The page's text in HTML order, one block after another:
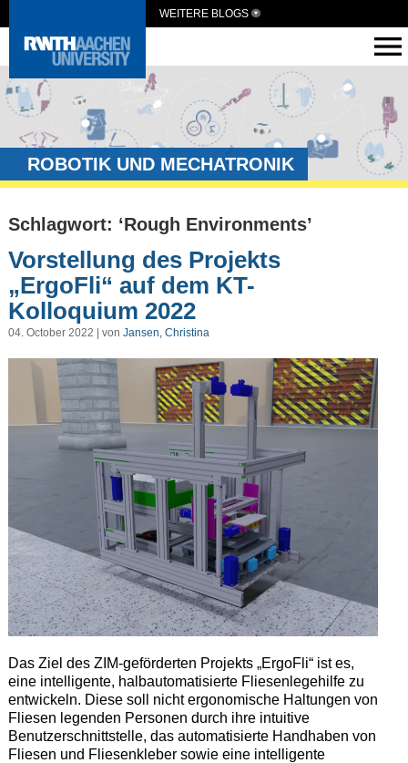
WEITERE BLOGS
ROBOTIK UND MECHATRONIK
Schlagwort: ‘Rough Environments’
Vorstellung des Projekts
„ErgoFli“ auf dem KT-
Kolloquium 2022
04. October 2022 | von Jansen, Christina
Das Ziel des ZIM-geförderten Projekts „ErgoFli“ ist es,
eine intelligente, halbautomatisierte Fliesenlegehilfe zu
entwickeln. Diese soll nicht ergonomische Haltungen von
Fliesen legenden Personen durch ihre intuitive
Benutzerschnittstelle, das automatisierte Handhaben von
Fliesen und Fliesenkleber sowie eine intelligente